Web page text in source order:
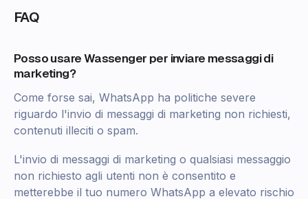
FAQ
Posso usare Wassenger per inviare messaggi di
marketing?
Come forse sai, WhatsApp ha politiche severe
riguardo l'invio di messaggi di marketing non richiesti,
contenuti illeciti o spam.
L'invio di messaggi di marketing o qualsiasi messaggio
non richiesto agli utenti non è consentito e
metterebbe il tuo numero WhatsApp a elevato rischio